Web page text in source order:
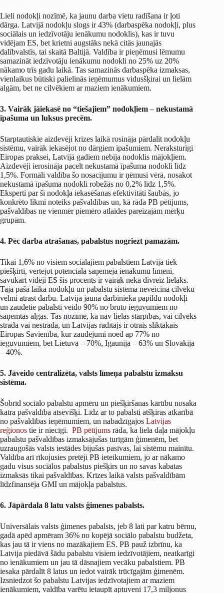
Lieli nodokļi nozīmē, ka jaunu darba vietu radīšana ir ļoti
dārga. Latvijā nodokļu slogs ir 43% (darbaspēka nodokļi, plus
sociālais un iedzīvotāju ienākumu nodoklis), kas ir tuvu
vidējam ES, bet krietni augstāks nekā citās jaunajās
dalībvalstīs, tai skaitā Baltijā. Valdība ir pieņēmusi lēmumu
samazināt iedzīvotāju ienākumu nodokli no 25% uz 20%
nākamo trīs gadu laikā. Tas samazinās darbaspēka izmaksas,
vienlaikus būtiski palielinās ieņēmumus vidusšķirai un lielām
algām, bet ne cilvēkiem ar maziem ienākumiem.
3. Vairāk jāiekasē no “tiešajiem” nodokļiem – nekustamā
īpašuma un luksus precēm.
Starptautiskie aizdevēji krīzes laikā rosināja pārdalīt nodokļu
sistēmu, vairāk iekasējot no dārgiem īpašumiem. Neraksturīgi
Eiropas praksei, Latvijā gadiem nebija nodoklis mājokļiem.
Aizdevēji ierosināja pacelt nekustamā īpašuma nodokli līdz
1,5%. Formāli valdība šo nosacījumu ir ņēmusi vērā, nosakot
nekustamā īpašuma nodokli robežās no 0,2% līdz 1,5%.
Eksperti par šī nodokļa iekasēšanas efektivitāti šaubās, jo
konkrēto likmi noteiks pašvaldības un, kā rāda PB pētījums,
pašvaldības ne vienmēr piemēro atlaides pareizajām mērķu
grupām.
4. Pēc darba atrašanas, pabalstus nogriezt pamazām.
Tikai 1,6% no visiem sociālajiem pabalstiem Latvijā tiek
piešķirti, vērtējot potenciālā saņēmēja ienākumu līmeni,
savukārt vidēji ES šis procents ir vairāk nekā divreiz lielāks.
Tajā pašā laikā nodokļu un pabalstu sistēma neveicina cilvēku
vēlmi atrast darbu. Latvijā jaunā darbinieka papildu nodokļi
un zaudētie pabalsti veido 90% no bruto ieguvumiem no
saņemtās algas. Tas nozīmē, ka nav lielas starpības, vai cilvēks
strādā vai nestrādā, un Latvijas rādītājs ir otrais sliktākais
Eiropas Savienībā, kur zaudējumi noēd ap 77% no
ieguvumiem, bet Lietuvā – 70%, Igaunijā – 63% un Slovākijā
– 40%.
5. Jāveido centralizēta, valsts līmeņa pabalstu izmaksu
sistēma.
Šobrīd sociālo pabalstu apmēru un piešķiršanas kārtību nosaka
katra pašvaldība atsevišķi. Līdz ar to pabalsti atšķiras atkarībā
no pašvaldības ieņēmumiem, un nabadzīgajos Latvijas
reģionos tie ir niecīgi. PB pētījums rāda, ka liela daļa mājokļu
pabalstu pašvaldības izmaksājušas turīgām ģimenēm, bet
uzraugošās valsts iestādes bijušas pasīvas, lai sistēmu mainītu.
Valdība arī rīkojusies pretēji PB ieteikumiem, jo ar nākamo
gadu visus sociālos pabalstus piešķirs un no savas kabatas
izmaksās tikai pašvaldības. Krīzes laikā valsts pašvaldībām
līdzfinansēja GMI un mājokļa pabalstus.
6. Jāpārdala 8 latu valsts ģimenes pabalsts.
Universālais valsts ģimenes pabalsts, jeb 8 lati par katru bērnu,
gadā apēd apmēram 36% no kopējā sociālo pabalstu budžeta,
kas jau tā ir viens no mazākajiem ES. PB pauž izbrīnu, ka
Latvija piedāvā šādu pabalstu visiem iedzīvotājiem, neatkarīgi
no ienākumiem un jau tā dāsnajiem vecāku pabalstiem. PB
iesaka pārdalīt 8 latus un iedot vairāk trūcīgajām ģimenēm.
Izsniedzot šo pabalstu Latvijas iedzīvotajiem ar maziem
ienākumiem, valdība varētu ietaupīt aptuveni 17,3 miljonus